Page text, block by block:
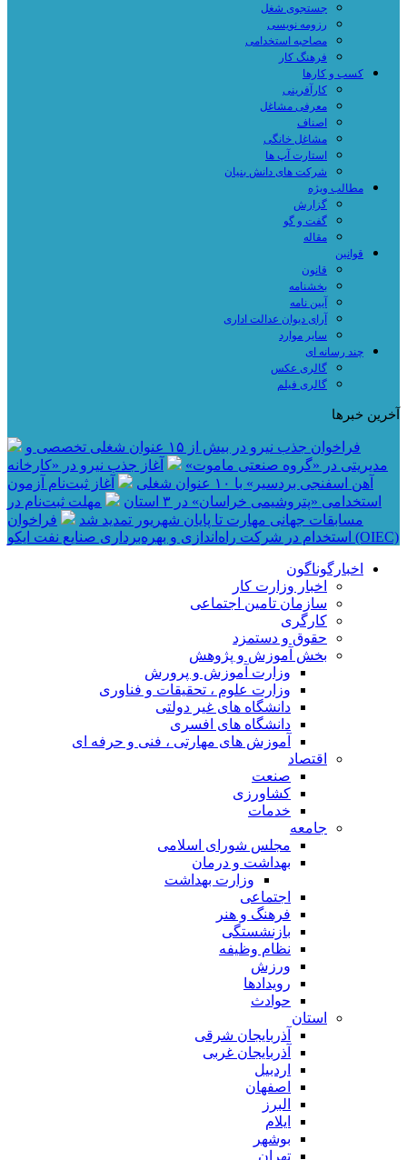
جستجوی شغل
رزومه نویسی
مصاحبه استخدامی
فرهنگ کار
کسب و کارها
کارآفرینی
معرفی مشاغل
اصناف
مشاغل خانگی
استارت آپ ها
شرکت های دانش بنیان
مطالب ویژه
گزارش
گفت و گو
مقاله
قوانین
قانون
بخشنامه
آیین نامه
آرای دیوان عدالت اداری
سایر موارد
چند رسانه ای
گالری عکس
گالری فیلم
آخرین خبرها
فراخوان جذب نیرو در بیش از ۱۵ عنوان شغلی تخصصی و
مدیریتی در «گروه صنعتی ماموت»
آغاز جذب نیرو در «کارخانه
آهن اسفنجی بردسیر» با ۱۰ عنوان شغلی
آغاز ثبت‌نام آزمون
استخدامی «پتروشیمی خراسان» در ۳ استان
مهلت ثبت‌نام در
مسابقات جهانی مهارت تا پایان شهریور تمدید شد
فراخوان
استخدام در شرکت راه‌اندازی و بهره‌برداری صنایع نفت ایکو (OIEC)
اخبارگوناگون
اخبار وزارت کار
سازمان تامین اجتماعی
کارگری
حقوق و دستمزد
بخش آموزش و پژوهش
وزارت آموزش و پرورش
وزارت علوم ، تحقیقات و فناوری
دانشگاه های غیر دولتی
دانشگاه های افسری
آموزش های مهارتی ، فنی و حرفه ای
اقتصاد
صنعت
کشاورزی
خدمات
جامعه
مجلس شورای اسلامی
بهداشت و درمان
وزارت بهداشت
اجتماعی
فرهنگ و هنر
بازنشستگی
نظام وظیفه
ورزش
رویدادها
حوادث
استان
آذربایجان شرقی
آذربایجان غربی
اردبیل
اصفهان
البرز
ایلام
بوشهر
تهران